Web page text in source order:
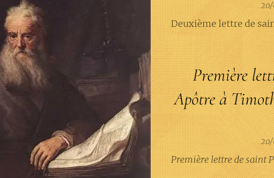
Deuxième lettre de
Première
Apôtre à
Première lettre de saint